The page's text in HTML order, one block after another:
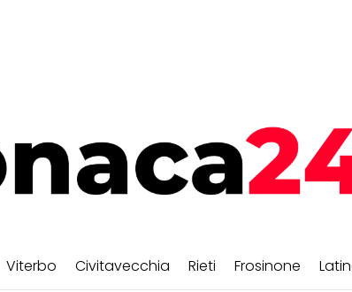
Viterbo Civitavecchia Rieti Frosinone